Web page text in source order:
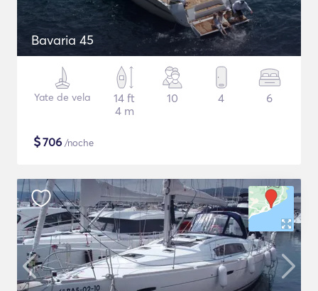
Bavaria 45
Yate de vela
14 ft
4 m
10 4 6
$706 /noche